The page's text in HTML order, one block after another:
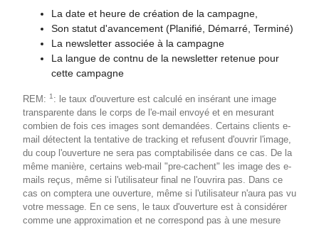
La date et heure de création de la campagne,
Son statut d'avancement (Planifié, Démarré, Terminé)
La newsletter associée à la campagne
La langue de contnu de la newsletter retenue pour
cette campagne
REM: 1: le taux d'ouverture est calculé en insérant une image
transparente dans le corps de l'e-mail envoyé et en mesurant
combien de fois ces images sont demandées. Certains clients e-
mail détectent la tentative de tracking et refusent d'ouvrir l'image,
du coup l'ouverture ne sera pas comptabilisée dans ce cas. De la
même manière, certains web-mail "pre-cachent" les image des e-
mails reçus, même si l'utilisateur final ne l'ouvrira pas. Dans ce
cas on comptera une ouverture, même si l'utilisateur n'aura pas vu
votre message. En ce sens, le taux d'ouverture est à considérer
comme une approximation et ne correspond pas à une mesure